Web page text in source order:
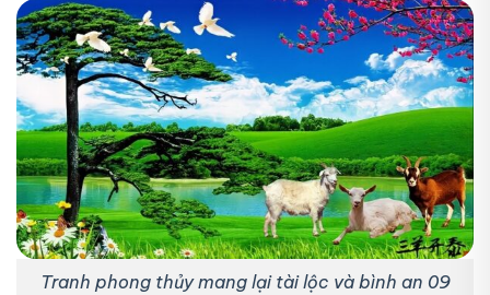
Tranh phong thủy mang lại tài lộc và bình an 09